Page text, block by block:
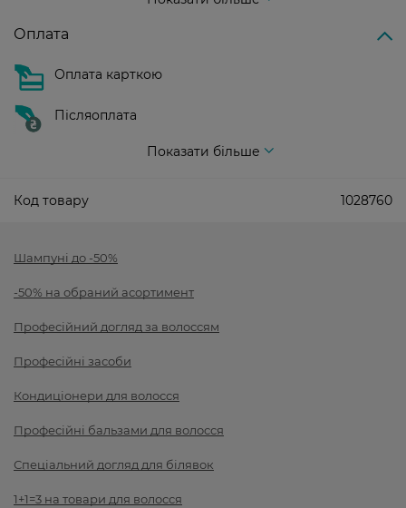
Оплата
Оплата карткою
Післяоплата
Показати більше
Код товару 1028760
Шампуні до -50%
-50% на обраний асортимент
Професійний догляд за волоссям
Професійні засоби
Кондиціонери для волосся
Професійні бальзами для волосся
Спеціальний догляд для білявок
1+1=3 на товари для волосся